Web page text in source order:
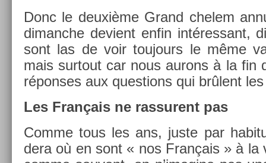
Donc le deuxième Grand chelem
di­manche de­vient enfin in­téres­sant,
sont las de voir toujours le même
mais sur­tout car nous aurons à la fin
répon­ses aux ques­tions qui brûlent
Les Français ne ras­surent pas
Comme tous les ans, juste par
dera où en sont « nos Français » à la